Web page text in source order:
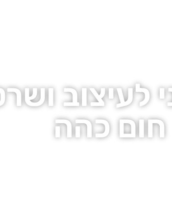
לעיצוב
חום כהה